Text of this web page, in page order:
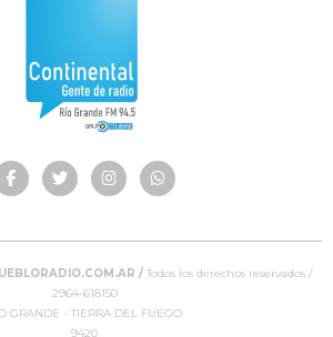
/Todos los derechos reservados /
2964-618150
GRANDE - TIERRA DEL FUEGO
9420